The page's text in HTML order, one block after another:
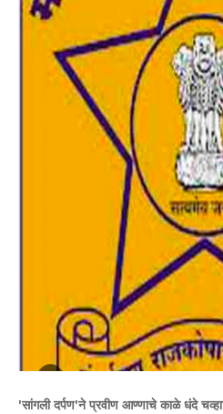
​'सांगली दर्पण'ने प्रवीण आण्णाचे काळे धंदे